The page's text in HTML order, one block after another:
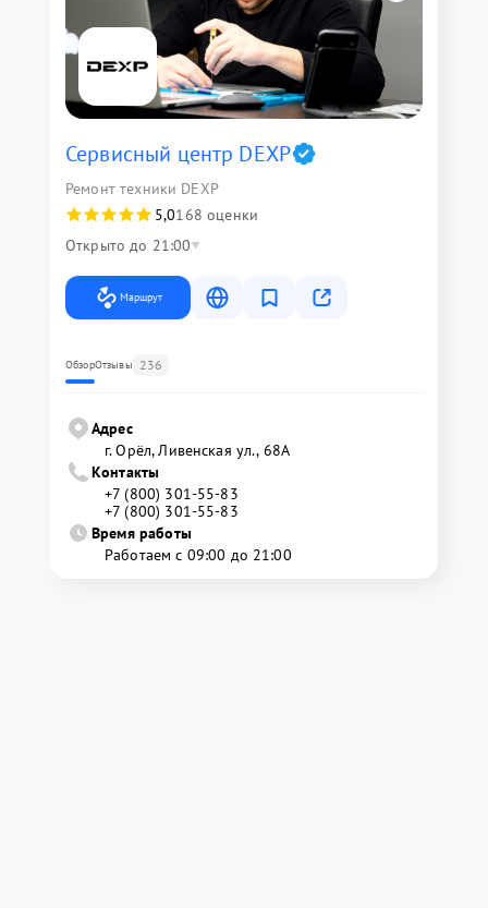
Сервисный центр DEXP
Ремонт техники DEXP
5,0168 оценки
Открыто до 21:00
Маршрут
ОбзорОтзывы 236
Адрес
г. Орёл, Ливенская ул., 68А
Контакты
+7 (800) 301-55-83
+7 (800) 301-55-83
Время работы
Работаем с 09:00 до 21:00